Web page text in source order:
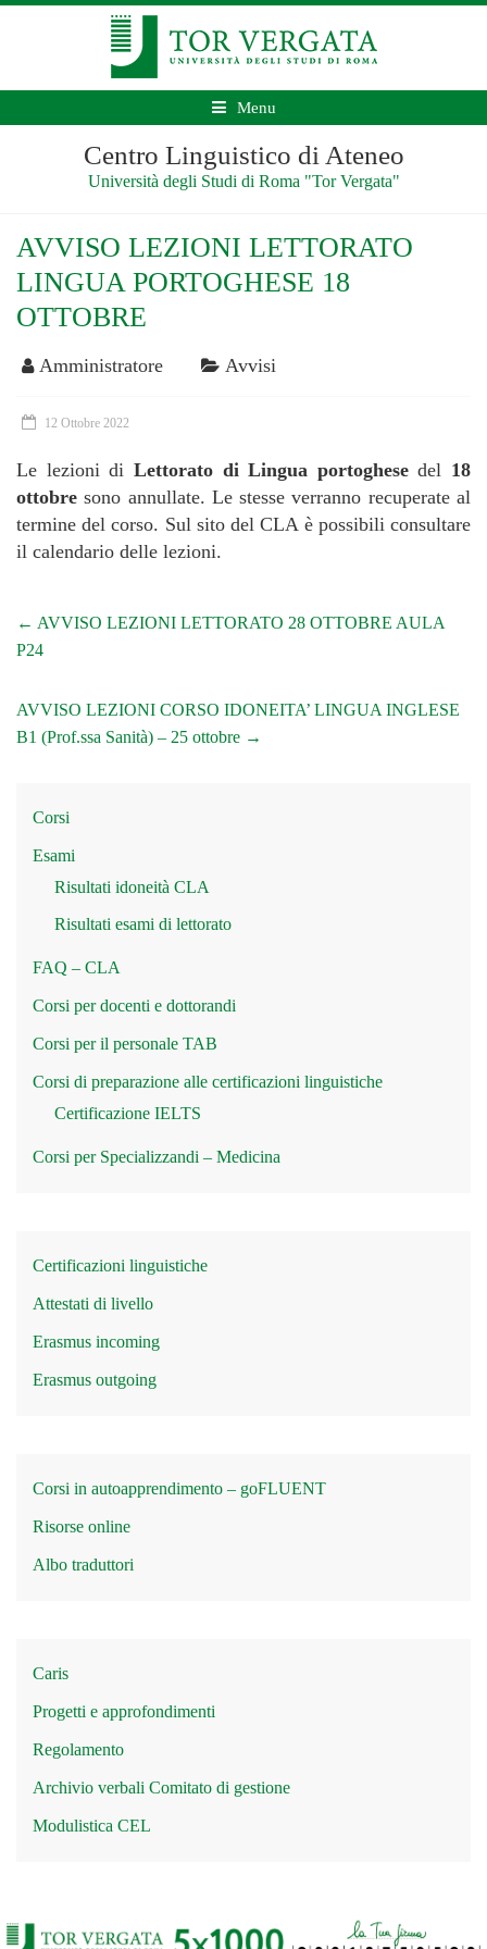
Menu
Centro Linguistico di Ateneo
Università degli Studi di Roma "Tor Vergata"
AVVISO LEZIONI LETTORATO
LINGUA PORTOGHESE 18
OTTOBRE
Amministratore Avvisi
12 Ottobre 2022
Le lezioni di Lettorato di Lingua portoghesedel 18
ottobre sono annullate. Le stesse verranno recuperate al
termine del corso. Sul sito del CLA è possibili consultare
il calendario delle lezioni.
← AVVISO LEZIONI LETTORATO 28 OTTOBRE AULA
P24
AVVISO LEZIONI CORSO IDONEITA’ LINGUA INGLESE
B1 (Prof.ssa Sanità) – 25 ottobre →
Corsi
Esami
Risultati idoneità CLA
Risultati esami di lettorato
FAQ – CLA
Corsi per docenti e dottorandi
Corsi per il personale TAB
Corsi di preparazione alle certificazioni linguistiche
Certificazione IELTS
Corsi per Specializzandi – Medicina
Certificazioni linguistiche
Attestati di livello
Erasmus incoming
Erasmus outgoing
Corsi in autoapprendimento – goFLUENT
Risorse online
Albo traduttori
Caris
Progetti e approfondimenti
Regolamento
Archivio verbali Comitato di gestione
Modulistica CEL